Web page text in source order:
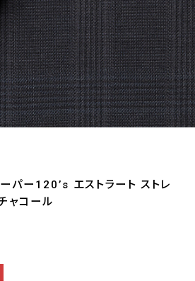
ーパー120’s エストラート ストレ
ャコール